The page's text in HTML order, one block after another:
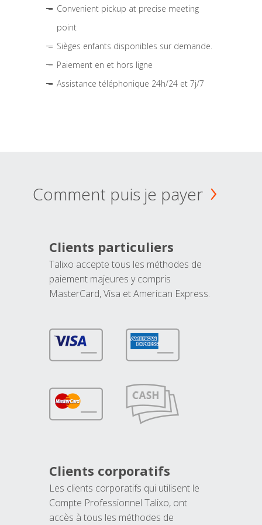
Convenient pickup at precise meeting
point
Sièges enfants disponibles sur demande.
Paiement en et hors ligne
Assistance téléphonique 24h/24 et 7j/7
Comment puis je payer
Clients particuliers
Talixo accepte tous les méthodes de
paiement majeures y compris
MasterCard, Visa et American Express.
Clients corporatifs
Les clients corporatifs qui utilisent le
Compte Professionnel Talixo, ont
accès à tous les méthodes de